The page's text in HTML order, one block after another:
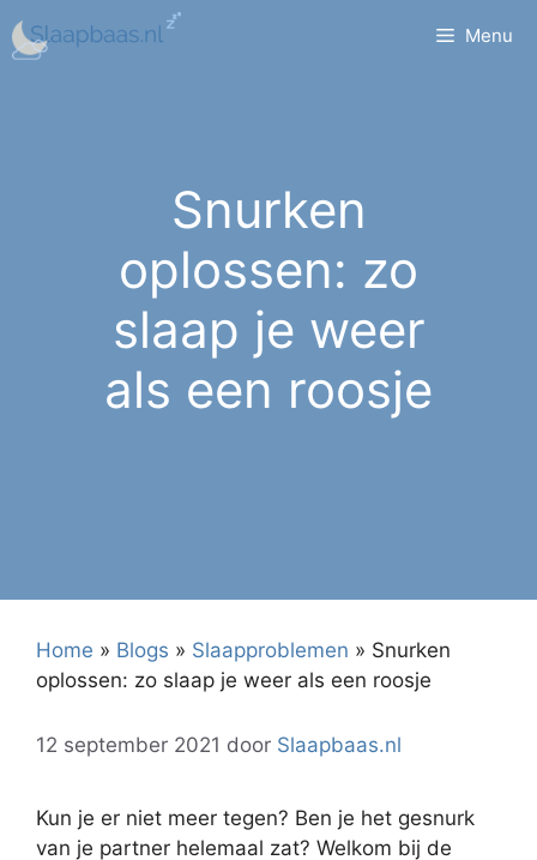
naar
Menu
Snurken
oplossen: zo
slaap je weer
als een roosje
Home » Blogs » Slaapproblemen » Snurken
oplossen: zo slaap je weer als een roosje
12 september 2021 door Slaapbaas.nl
Kun je er niet meer tegen? Ben je het gesnurk
van je partner helemaal zat? Welkom bij de